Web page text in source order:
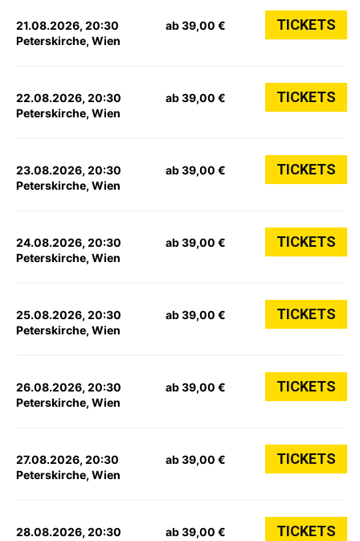
21.08.2026, 20:30
Peterskirche, Wien
ab 39,00 € TICKETS
22.08.2026, 20:30
Peterskirche, Wien
ab 39,00 € TICKETS
23.08.2026, 20:30
Peterskirche, Wien
ab 39,00 € TICKETS
24.08.2026, 20:30
Peterskirche, Wien
ab 39,00 € TICKETS
25.08.2026, 20:30
Peterskirche, Wien
ab 39,00 € TICKETS
26.08.2026, 20:30
Peterskirche, Wien
ab 39,00 € TICKETS
27.08.2026, 20:30
Peterskirche, Wien
ab 39,00 € TICKETS
28.08.2026, 20:30
ab 39,00 € TICKETS